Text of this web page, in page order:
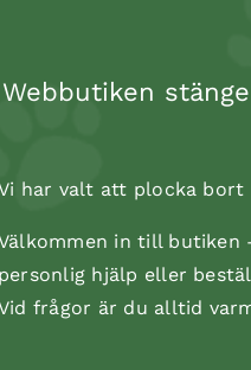
Webbutiken
har valt att plocka bort
in till butiken
personlig hjälp eller
frågor är du alltid